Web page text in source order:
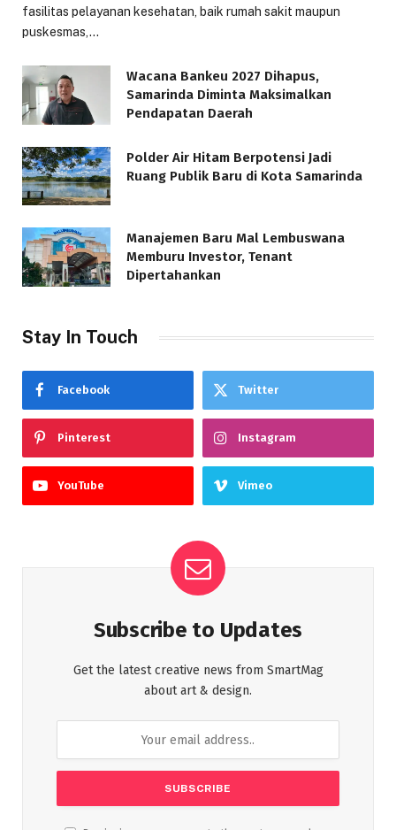
fasilitas pelayanan kesehatan, baik rumah sakit maupun
puskesmas,…
Wacana Bankeu 2027 Dihapus,
Samarinda Diminta Maksimalkan
Pendapatan Daerah
Polder Air Hitam Berpotensi Jadi
Ruang Publik Baru di Kota Samarinda
Manajemen Baru Mal Lembuswana
Memburu Investor, Tenant
Dipertahankan
Stay In Touch
Facebook Twitter
Pinterest Instagram
YouTube Vimeo
Subscribe to Updates
Get the latest creative news from SmartMag
about art & design.